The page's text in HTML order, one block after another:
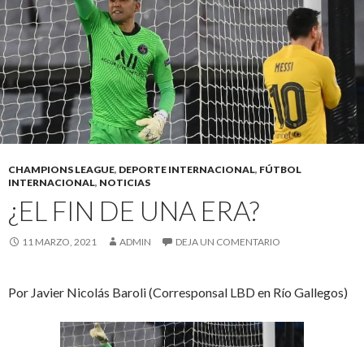
CHAMPIONS LEAGUE, DEPORTE INTERNACIONAL, FÚTBOL
INTERNACIONAL, NOTICIAS
¿EL FIN DE UNA ERA?
11 MARZO, 2021 ADMIN DEJA UN COMENTARIO
Por Javier Nicolás Baroli (Corresponsal LBD en Río Gallegos)